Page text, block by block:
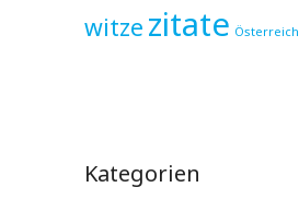
witze zitate Österreich
Kategorien